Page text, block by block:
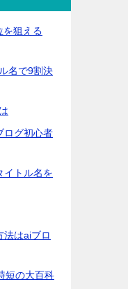
を狙える
名で9割決
ログ初心者
イトル名を
法はaiブロ
短の大百科